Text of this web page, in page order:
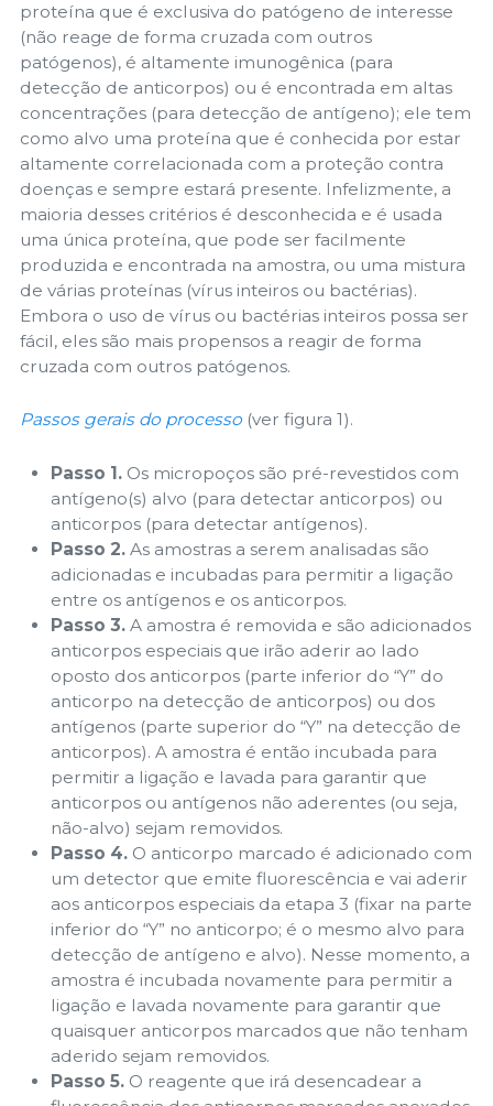
proteína que é exclusiva do patógeno de interesse
(não reage de forma cruzada com outros
patógenos), é altamente imunogênica (para
detecção de anticorpos) ou é encontrada em altas
concentrações (para detecção de antígeno); ele tem
como alvo uma proteína que é conhecida por estar
altamente correlacionada com a proteção contra
doenças e sempre estará presente. Infelizmente, a
maioria desses critérios é desconhecida e é usada
uma única proteína, que pode ser facilmente
produzida e encontrada na amostra, ou uma mistura
de várias proteínas (vírus inteiros ou bactérias).
Embora o uso de vírus ou bactérias inteiros possa ser
fácil, eles são mais propensos a reagir de forma
cruzada com outros patógenos.
Passos gerais do processo (ver figura 1).
Passo 1. Os micropoços são pré-revestidos com
antígeno(s) alvo (para detectar anticorpos) ou
anticorpos (para detectar antígenos).
Passo 2. As amostras a serem analisadas são
adicionadas e incubadas para permitir a ligação
entre os antígenos e os anticorpos.
Passo 3. A amostra é removida e são adicionados
anticorpos especiais que irão aderir ao lado
oposto dos anticorpos (parte inferior do “Y” do
anticorpo na detecção de anticorpos) ou dos
antígenos (parte superior do “Y” na detecção de
anticorpos). A amostra é então incubada para
permitir a ligação e lavada para garantir que
anticorpos ou antígenos não aderentes (ou seja,
não-alvo) sejam removidos.
Passo 4. O anticorpo marcado é adicionado com
um detector que emite fluorescência e vai aderir
aos anticorpos especiais da etapa 3 (fixar na parte
inferior do “Y” no anticorpo; é o mesmo alvo para
detecção de antígeno e alvo). Nesse momento, a
amostra é incubada novamente para permitir a
ligação e lavada novamente para garantir que
quaisquer anticorpos marcados que não tenham
aderido sejam removidos.
Passo 5. O reagente que irá desencadear a